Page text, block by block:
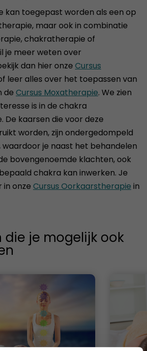
kan toegepast worden als een op
maar ook in combinatie
chakratherapie of
je meer weten over
dan hier onze Cursus
leer alles over het toepassen van
de Cursus Moxatherapie. We zien
is in de chakra
De kaarsen die voor deze
worden, zijn ondergedompeld
waardoor je naast het behandelen
bovengenoemde klachten, ook
chakra kan inwerken. Je
in onze Cursus Oorkaarstherapie in
die je mogelijk ook